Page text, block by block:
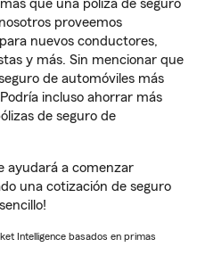
que una póliza de seguro
proveemos
nuevos conductores,
y más. Sin mencionar que
de automóviles más
incluso ahorrar más
de seguro de
ayudará a comenzar
una cotización de seguro
Intelligence basados en primas